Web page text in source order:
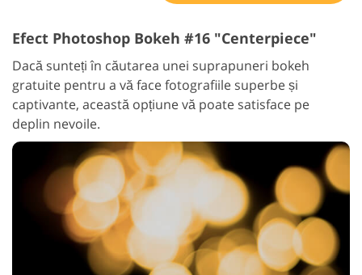
Efect Photoshop Bokeh #16 "Centerpiece"
Dacă sunteți în căutarea unei suprapuneri bokeh
gratuite pentru a vă face fotografiile superbe și
captivante, această opțiune vă poate satisface pe
deplin nevoile.